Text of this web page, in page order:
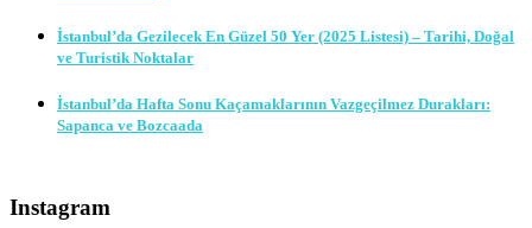
İstanbul’da Gezilecek En Güzel 50 Yer (2025 Listesi) – Tarihi, Doğal
ve Turistik Noktalar
İstanbul’da Hafta Sonu Kaçamaklarının Vazgeçilmez Durakları:
Sapanca ve Bozcaada
Instagram